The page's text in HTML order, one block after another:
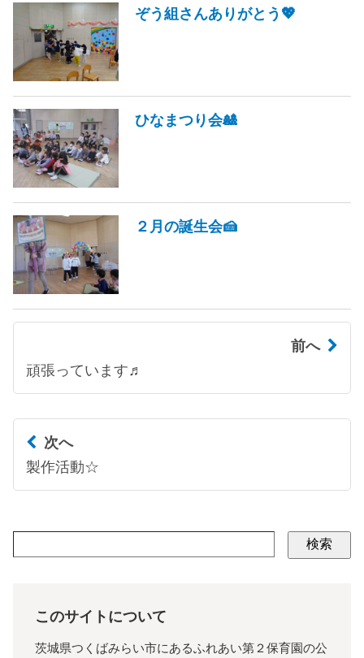
ぞう組さんありがとう💖
ひなまつり会🎎
２月の誕生会🍰
前へ
頑張っています♬
次へ
製作活動☆
検索
このサイトについて
茨城県つくばみらい市にあるふれあい第２保育園の公